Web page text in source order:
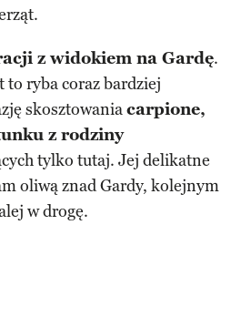
z widokiem na Gardę.
ryba coraz bardziej
skosztowaniacarpione,
z rodziny
tylko tutaj. Jej delikatne
oliwą znad Gardy, kolejnym
w drogę.